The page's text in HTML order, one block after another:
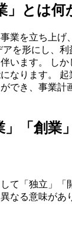
」とは何
業を立ち上げ
アを形にし、利
います。 し
なります。 起
でき、事業計
」「創業
て「独立」「
なる意味があ